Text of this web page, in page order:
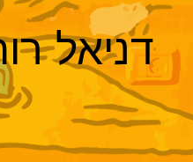
דניאל